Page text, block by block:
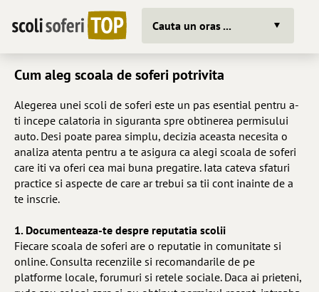
Cauta un oras ...
Cum aleg scoala de soferi potrivita
Alegerea unei scoli de soferi este un pas esential pentru a-
ti incepe calatoria in siguranta spre obtinerea permisului
auto. Desi poate parea simplu, decizia aceasta necesita o
analiza atenta pentru a te asigura ca alegi scoala de soferi
care iti va oferi cea mai buna pregatire. Iata cateva sfaturi
practice si aspecte de care ar trebui sa tii cont inainte de a
te inscrie.
1. Documenteaza-te despre reputatia scolii
Fiecare scoala de soferi are o reputatie in comunitate si
online. Consulta recenziile si recomandarile de pe
platforme locale, forumuri si retele sociale. Daca ai prieteni,